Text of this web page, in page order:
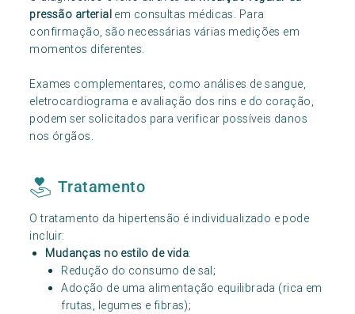
pressão arterial em consultas médicas. Para
confirmação, são necessárias várias medições em
momentos diferentes.
Exames complementares, como análises de sangue,
eletrocardiograma e avaliação dos rins e do coração,
podem ser solicitados para verificar possíveis danos
nos órgãos.
Tratamento
O tratamento da hipertensão é individualizado e pode
incluir:
Mudanças no estilo de vida:
Redução do consumo de sal;
Adoção de uma alimentação equilibrada (rica em
frutas, legumes e fibras);